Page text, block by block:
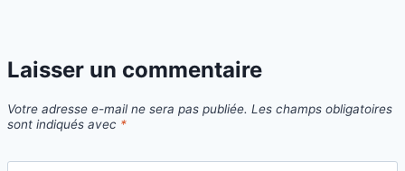
Laisser un commentaire
Votre adresse e-mail ne sera pas publiée. Les champs obligatoires
sont indiqués avec *